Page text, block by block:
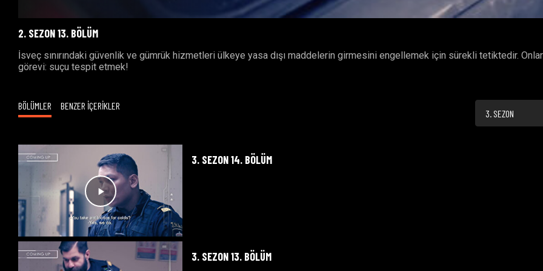
2. SEZON 13. BÖLÜM
İsveç sınırındaki güvenlik ve gümrük hizmetleri ülkeye yasa dışı maddelerin girmesini engellemek için sürekli tetiktedir.
görevi: suçu tespit etmek!
BÖLÜMLER BENZER İÇERİKLER
3. SEZON
3. SEZON 14. BÖLÜM
3. SEZON 13. BÖLÜM